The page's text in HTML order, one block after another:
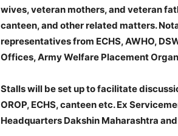
wives, veteran mothers, and veteran
canteen, and other related matters.
representatives from ECHS, AWHO,
Offices, Army Welfare Placement
Stalls will be set up to facilitate
OROP, ECHS, canteen etc. Ex
Headquarters Dakshin Maharashtra